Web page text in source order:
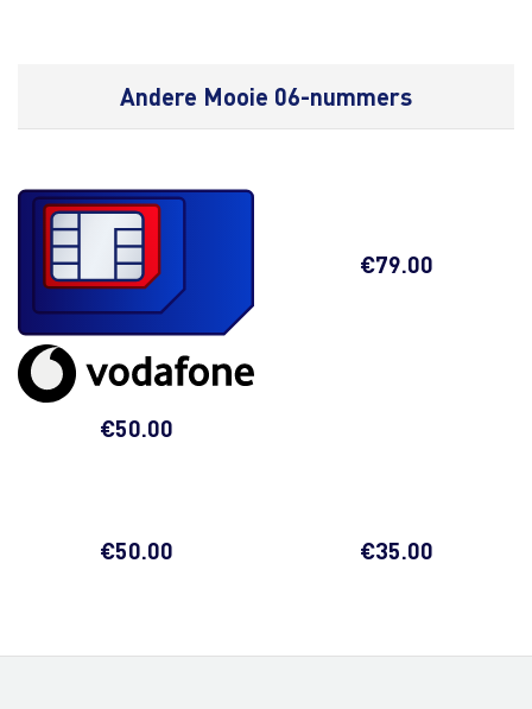
Andere Mooie 06-nummers
€50.00
€79.00
€50.00 €35.00